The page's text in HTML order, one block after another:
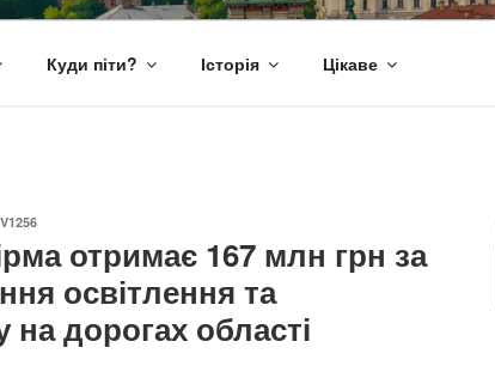
Куди піти? Історія Цікаве
отримає 167 млн грн за
освітлення та
на дорогах області